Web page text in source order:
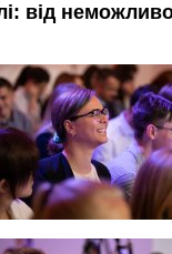
від